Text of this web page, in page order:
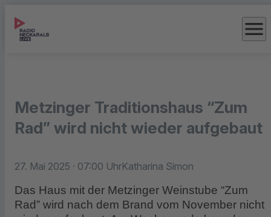
menu
Metzinger Traditionshaus “Zum
Rad” wird nicht wieder aufgebaut
27. Mai 2025 · 07:00 UhrKatharina Simon
Das Haus mit der Metzinger Weinstube “Zum
Rad” wird nach dem Brand vom November nicht